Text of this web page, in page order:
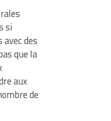
si
des
que la
aux
de